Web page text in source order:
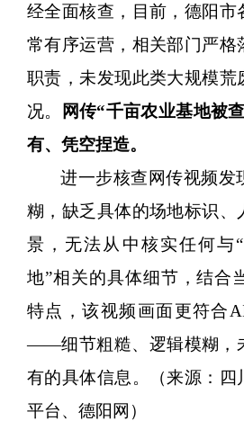
经全面核查，目前，德阳市
常有序运营，相关部门严格
职责，未发现此类大规模荒
况。
网传“千亩农业基地被
有、凭空捏造。
进一步核查网传视频发
糊，缺乏具体的场地标识、
景，无法从中核实任何与
地”相关的具体细节，结合
特点，该视频画面更符合
——细节粗糙、逻辑模糊，
有的具体信息。（来源：四
平台、德阳网）